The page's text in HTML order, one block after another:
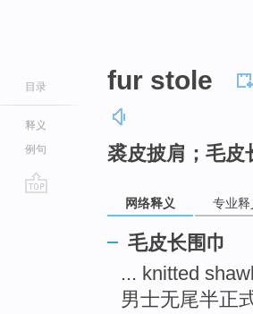
目录
释义
例句
fur stole
裘皮披肩；毛皮
网络释义 专业释
毛皮长围巾
... knitted
男士无尾半正